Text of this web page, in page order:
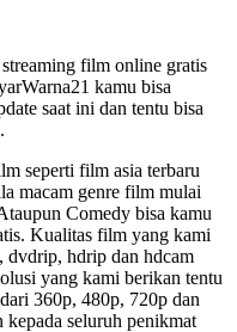
film online gratis
kamu bisa
saat ini dan tentu bisa
seperti film asia terbaru
macam genre film mulai
Comedy bisa kamu
Kualitas film yang kami
dvdrip, hdrip dan hdcam
yang kami berikan tentu
360p, 480p, 720p dan
seluruh penikmat